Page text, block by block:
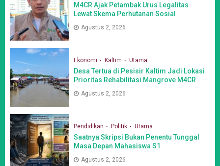
M4CR Ajak Petambak Urus Legalitas
Lewat Skema Perhutanan Sosial
Agustus 2, 2026
Ekonomi Kaltim Utama
Desa Tertua di Pesisir Kaltim Jadi Lokasi
Prioritas Rehabilitasi Mangrove M4CR
Agustus 2, 2026
Pendidikan Politik Utama
Saatnya Skripsi Bukan Penentu Tunggal
Masa Depan Mahasiswa S1
Agustus 2, 2026